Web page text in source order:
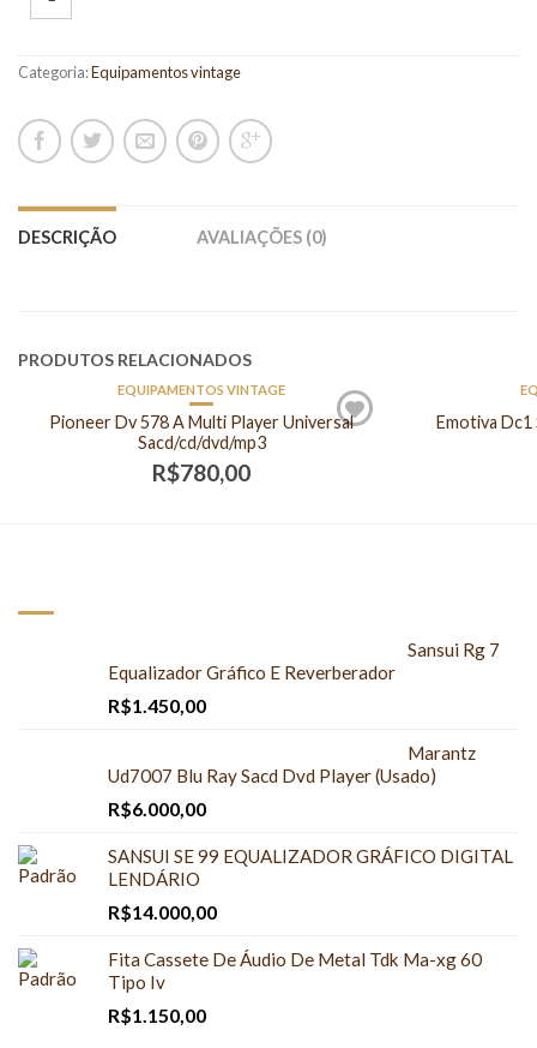
Categoria:Equipamentos vintage
DESCRIÇÃO AVALIAÇÕES (0)
PRODUTOS RELACIONADOS
EQUIPAMENTOS VINTAGE
Pioneer Dv 578 A Multi Player Universal
Sacd/cd/dvd/mp3
R$780,00
Emotiva
Sansui Rg 7
Equalizador Gráfico E Reverberador
R$1.450,00
Marantz
Ud7007 Blu Ray Sacd Dvd Player (Usado)
R$6.000,00
SANSUI SE 99 EQUALIZADOR GRÁFICO DIGITAL
LENDÁRIO
R$14.000,00
Fita Cassete De Áudio De Metal Tdk Ma-xg 60
Tipo Iv
R$1.150,00